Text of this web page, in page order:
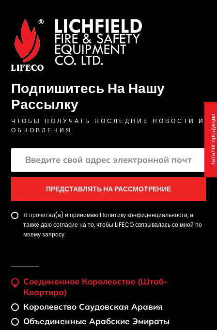
Подпишитесь На Нашу
Рассылку
ЧТОБЫ ПОЛУЧАТЬ ПОСЛЕДНИЕ НОВОСТИ И
ОБНОВЛЕНИЯ.
ПРЕДСТАВЛЯТЬ НА РАССМОТРЕНИЕ
Я прочитал(а) и принимаю Политику конфиденциальности, а
также даю согласие на то, чтобы LIFECO связывалась со мной по
моему запросу.
Соединенное Королевство (штаб-
Квартира)
Королевство Саудовская Аравия
Объединенные Арабские Эмираты
Каталог продукции